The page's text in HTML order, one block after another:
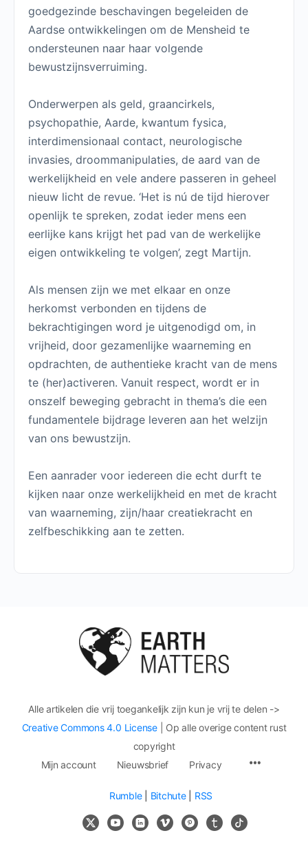
goedgezinde beschavingen begeleiden de
Aardse ontwikkelingen om de Mensheid te
ondersteunen naar haar volgende
bewustzijnsverruiming.
Onderwerpen als geld, graancirkels,
psychopathie, Aarde, kwantum fysica,
interdimensionaal contact, neurologische
invasies, droommanipulaties, de aard van de
werkelijkheid en vele andere passeren in geheel
nieuw licht de revue. ‘Het is nú de tijd hierover
openlijk te spreken, zodat ieder mens een
eerlijke kans krijgt het pad van de werkelijke
eigen ontwikkeling te volgen’, zegt Martijn.
Als mensen zijn we met elkaar en onze
herkomst verbonden en tijdens de
bekrachtigingen word je uitgenodigd om, in
vrijheid, door gezamenlijke waarneming en
opdrachten, de authentieke kracht van de mens
te (her)activeren. Vanuit respect, wordt er in
onszelf beweging gebracht in thema’s die een
fundamentele bijdrage leveren aan het welzijn
van ons bewustzijn.
Een aanrader voor iedereen die echt durft te
kijken naar onze werkelijkheid en met de kracht
van waarneming, zijn/haar creatiekracht en
zelfbeschikking aan te zetten.
Alle artikelen die vrij toegankelijk zijn kun je vrij te delen ->
Creative Commons 4.0 License| Op alle overige content rust
copyright
Mijn account
Nieuwsbrief Privacy
Rumble| Bitchute| RSS